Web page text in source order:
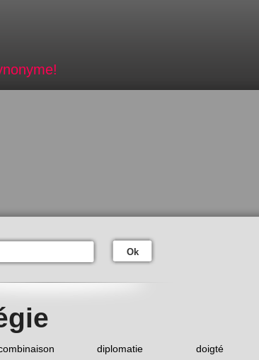
Ok
diplomatie
doigté